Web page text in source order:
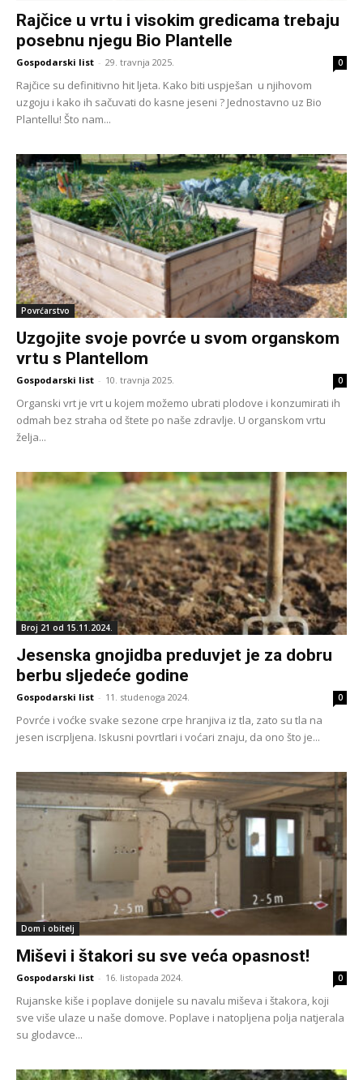
Rajčice u vrtu i visokim gredicama trebaju
posebnu njegu Bio Plantelle
Gospodarski list - 29. travnja 2025. 0
Rajčice su definitivno hit ljeta. Kako biti uspješan u njihovom
uzgoju i kako ih sačuvati do kasne jeseni ? Jednostavno uz Bio
Plantellu! Što nam...
Povrćarstvo
Uzgojite svoje povrće u svom organskom
vrtu s Plantellom
Gospodarski list - 10. travnja 2025. 0
Organski vrt je vrt u kojem možemo ubrati plodove i konzumirati ih
odmah bez straha od štete po naše zdravlje. U organskom vrtu
želja...
Broj 21 od 15.11.2024.
Jesenska gnojidba preduvjet je za dobru
berbu sljedeće godine
Gospodarski list - 11. studenoga 2024. 0
Povrće i voćke svake sezone crpe hranjiva iz tla, zato su tla na
jesen iscrpljena. Iskusni povrtlari i voćari znaju, da ono što je...
Dom i obitelj
Miševi i štakori su sve veća opasnost!
Gospodarski list - 16. listopada 2024. 0
Rujanske kiše i poplave donijele su navalu miševa i štakora, koji
sve više ulaze u naše domove. Poplave i natopljena polja natjerala
su glodavce...